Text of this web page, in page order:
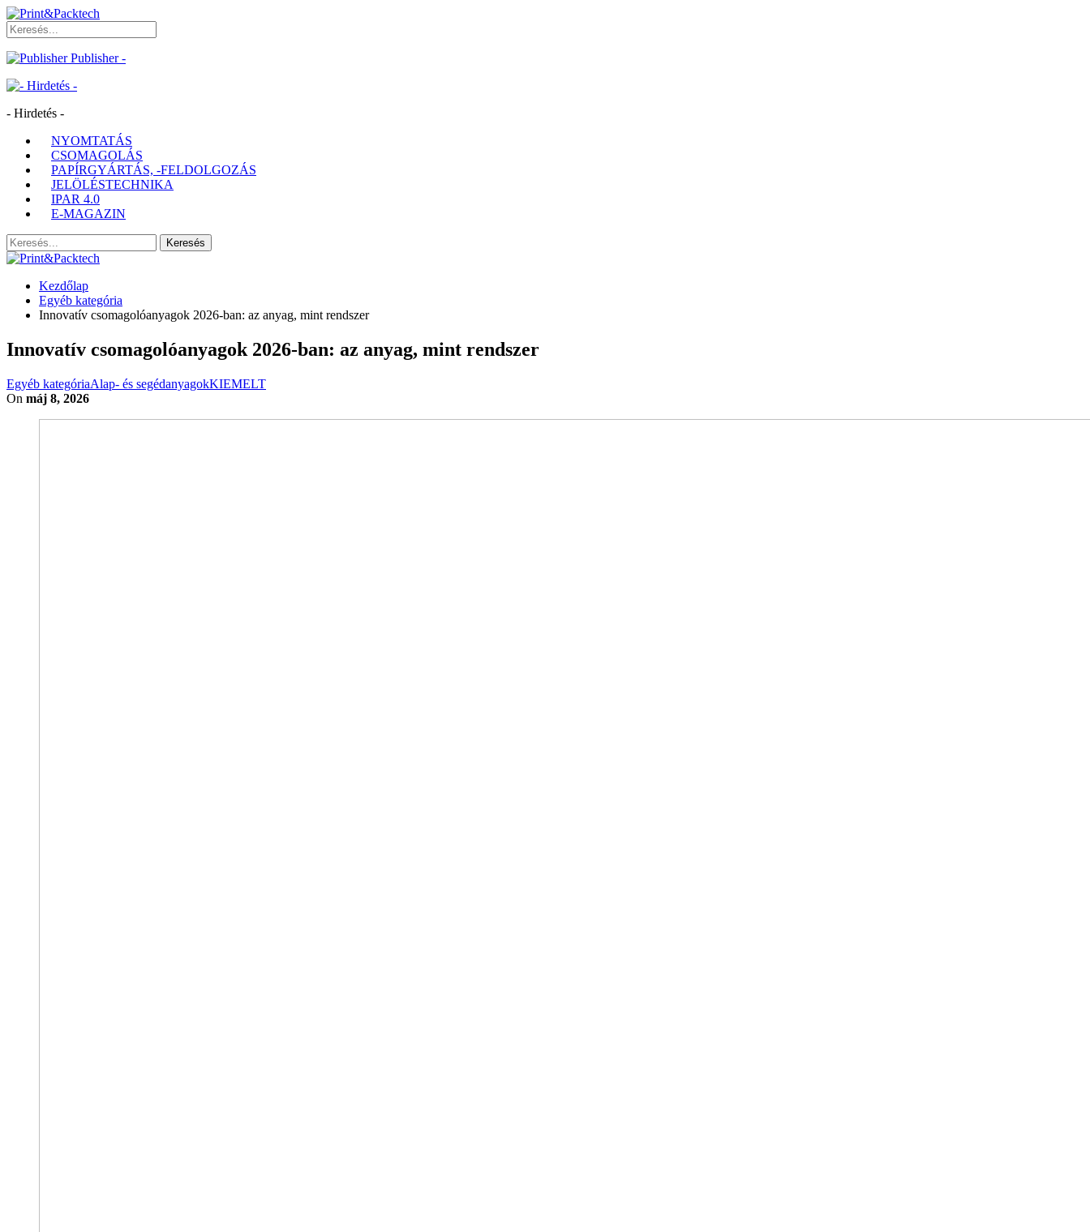
Publisher -
- Hirdetés -
NYOMTATÁS
CSOMAGOLÁS
PAPÍRGYÁRTÁS, -FELDOLGOZÁS
JELÖLÉSTECHNIKA
IPAR 4.0
E-MAGAZIN
Kezdőlap
Egyéb kategória
Innovatív csomagolóanyagok 2026-ban: az anyag, mint rendszer
Innovatív csomagolóanyagok 2026-ban: az anyag, mint rendszer
Egyéb kategóriaAlap- és segédanyagokKIEMELT
On máj 8, 2026